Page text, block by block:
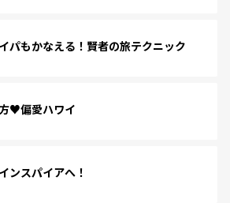
パもかなえる！賢者の旅テクニック
♥偏愛ハワイ
ンスパイアへ！